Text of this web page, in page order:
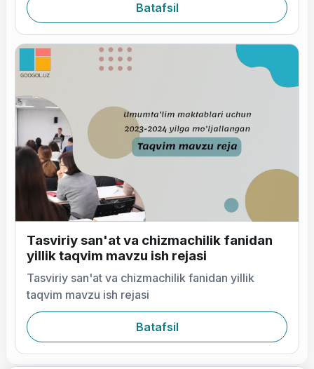
Batafsil
Tasviriy san'at va chizmachilik fanidan
yillik taqvim mavzu ish rejasi
Tasviriy san'at va chizmachilik fanidan yillik
taqvim mavzu ish rejasi
Batafsil